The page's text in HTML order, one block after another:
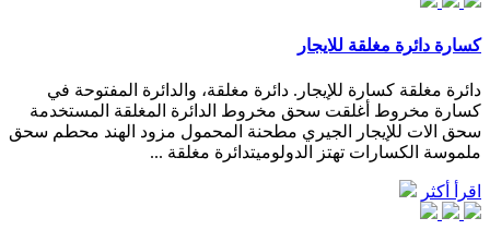
كسارة دائرة مغلقة للايجار
دائرة مغلقة كسارة للإيجار. دائرة مغلقة، والدائرة المفتوحة في
كسارة مخروط أغلقت سحق مخروط الدائرة المغلقة المستخدمة
سحق الات للإيجار الجيري مطحنة المحمول مزود الهند محطم سحق
ملموسة الكسارات تهتز الدولوميتدائرة مغلقة ...
اقرأ أكثر